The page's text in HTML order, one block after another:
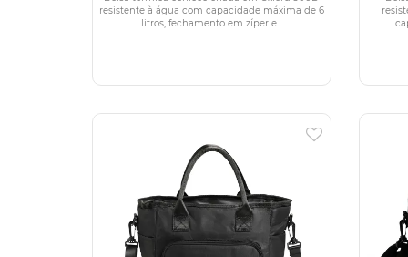
resistente à água com capacidade máxima de 6
litros, fechamento em zíper e...